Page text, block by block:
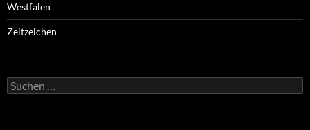
Westfalen
Zeitzeichen
Suchen
nach: